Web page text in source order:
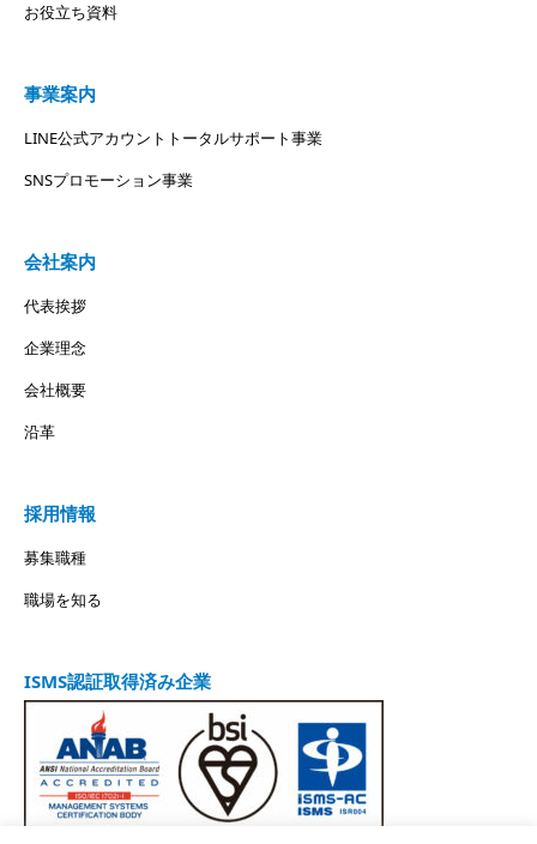
お役立ち資料
事業案内
LINE公式アカウントトータルサポート事業
SNSプロモーション事業
会社案内
代表挨拶
企業理念
会社概要
沿革
採用情報
募集職種
職場を知る
ISMS認証取得済み企業